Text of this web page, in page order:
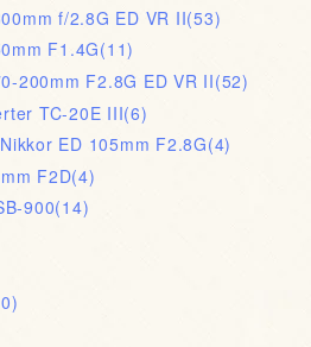
f/2.8G ED VR II(53)
F1.4G(11)
200mm F2.8G ED VR II(52)
TC-20E III(6)
ED 105mm F2.8G(4)
F2D(4)
900(14)